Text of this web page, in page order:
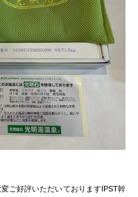
ご好評いただいておりますIPST幹